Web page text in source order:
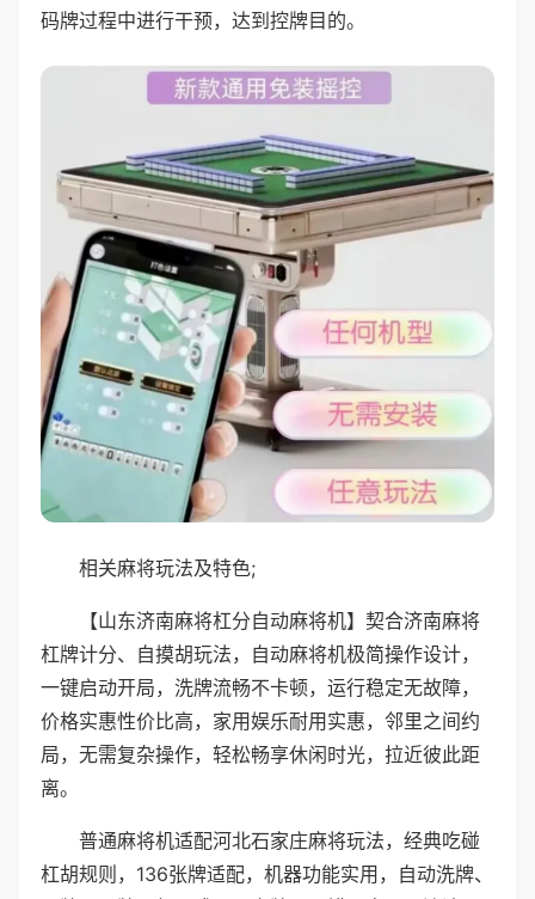
码牌过程中进行干预，达到控牌目的。
相关麻将玩法及特色;
【山东济南麻将杠分自动麻将机】契合济南麻将
杠牌计分、自摸胡玩法，自动麻将机极简操作设计，
一键启动开局，洗牌流畅不卡顿，运行稳定无故障，
价格实惠性价比高，家用娱乐耐用实惠，邻里之间约
局，无需复杂操作，轻松畅享休闲时光，拉近彼此距
离。
普通麻将机适配河北石家庄麻将玩法，经典吃碰
杠胡规则，136张牌适配，机器功能实用，自动洗牌、